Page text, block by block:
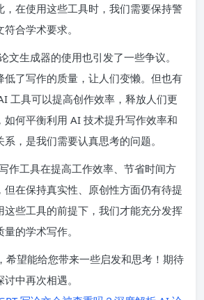
，在使用这些工具时，我们需要保持警
合学术要求。
文生成器的使用也引发了一些争议。
低了写作的质量，让人们变懒。但也有
工具可以提高创作效率，释放人们更
如何平衡利用 AI 技术提升写作效率和
，是我们需要认真思考的问题。
作工具在提高工作效率、节省时间方
但在保持真实性、原创性方面仍有待提
这些工具的前提下，我们才能充分发挥
的学术写作。
希望能给您带来一些启发和思考！期待
中再次相遇。